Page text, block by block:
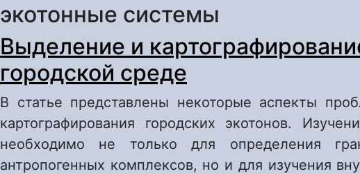
экотонные системы
Выделение и
городской среде
В статье представлены некоторые аспекты
картографирования городских экотонов.
необходимо не только для определения
антропогенных комплексов, но и для изучения